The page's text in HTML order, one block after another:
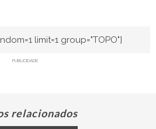
limit=1 group="TOPO"]
PUBLICIDADE
relacionados